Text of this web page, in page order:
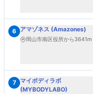
6 アマゾネス (Amazones)
岡山市南区役所から3641m
7
マイボディラボ
(MYBODYLABO)